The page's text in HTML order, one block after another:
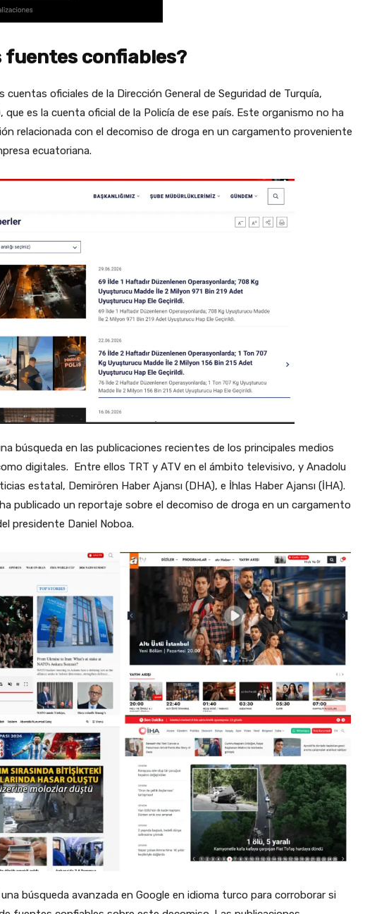
fuentes confiables?
cuentas oficiales de la Dirección General de Seguridad de Turquía,
que es la cuenta oficial de la Policía de ese país. Este organismo no ha
relacionada con el decomiso de droga en un cargamento proveniente
ecuatoriana.
búsqueda en las publicaciones recientes de los principales medios
digitales. Entre ellos TRT y ATV en el ámbito televisivo, y Anadolu
estatal, Demirören Haber Ajansı (DHA), e İhlas Haber Ajansı (İHA).
publicado un reportaje sobre el decomiso de droga en un cargamento
presidente Daniel Noboa.
búsqueda avanzada en Google en idioma turco para corroborar si